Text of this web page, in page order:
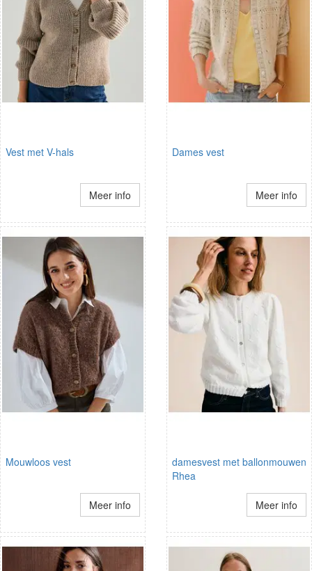
Vest met V-hals
Meer info
Dames vest
Meer info
Mouwloos vest
Meer info
damesvest met ballonmouwen
Rhea
Meer info